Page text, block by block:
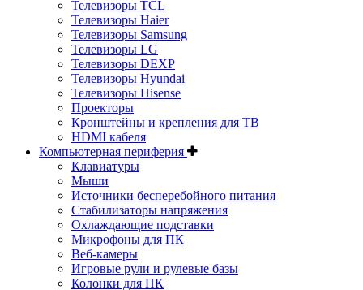
Телевизоры TCL
Телевизоры Haier
Телевизоры Samsung
Телевизоры LG
Телевизоры DEXP
Телевизоры Hyundai
Телевизоры Hisense
Проекторы
Кронштейны и крепления для ТВ
HDMI кабеля
Компьютерная периферия
Клавиатуры
Мыши
Источники бесперебойного питания
Стабилизаторы напряжения
Охлаждающие подставки
Микрофоны для ПК
Веб-камеры
Игровые рули и рулевые базы
Колонки для ПК